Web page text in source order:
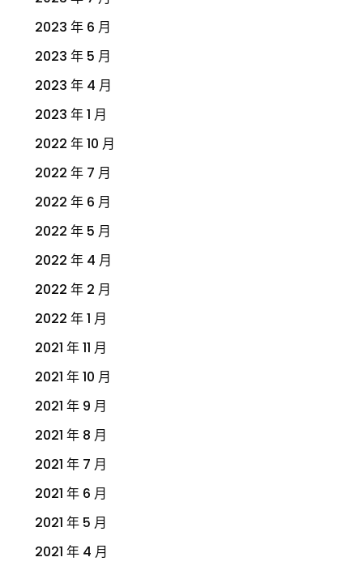
2023 年 6 月
2023 年 5 月
2023 年 4 月
2023 年 1 月
2022 年 10 月
2022 年 7 月
2022 年 6 月
2022 年 5 月
2022 年 4 月
2022 年 2 月
2022 年 1 月
2021 年 11 月
2021 年 10 月
2021 年 9 月
2021 年 8 月
2021 年 7 月
2021 年 6 月
2021 年 5 月
2021 年 4 月